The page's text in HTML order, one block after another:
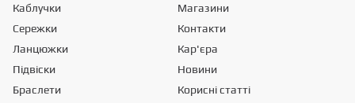
Каблучки
Сережки
Ланцюжки
Підвіски
Браслети
Магазини
Контакти
Кар'єра
Новини
Корисні статті